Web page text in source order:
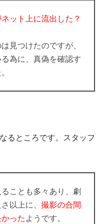
ット上に流出した？
見つけたのですが、
為に、真偽を確認す
るところです。スタッフ
ことも多々あり、劇
以上に、 撮影の合間
った ようです。